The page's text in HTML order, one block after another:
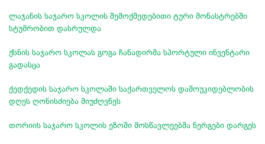
ლაჯანის საჯარო სკოლის შემოქმედებითი ტური მონასტრებში
სტუმრობით დასრულდა
ქსნის საჯარო სკოლას გოგა ჩანადირმა სპორტული ინვენტარი
გადასცა
ქედქედის საჯარო სკოლაში საქართველოს დამოუკიდებლობის
დღეს ღონისძიება მიუძღვნეს
თორიის საჯარო სკოლის ეზოში მოსწავლეებმა ნერგები დარგეს